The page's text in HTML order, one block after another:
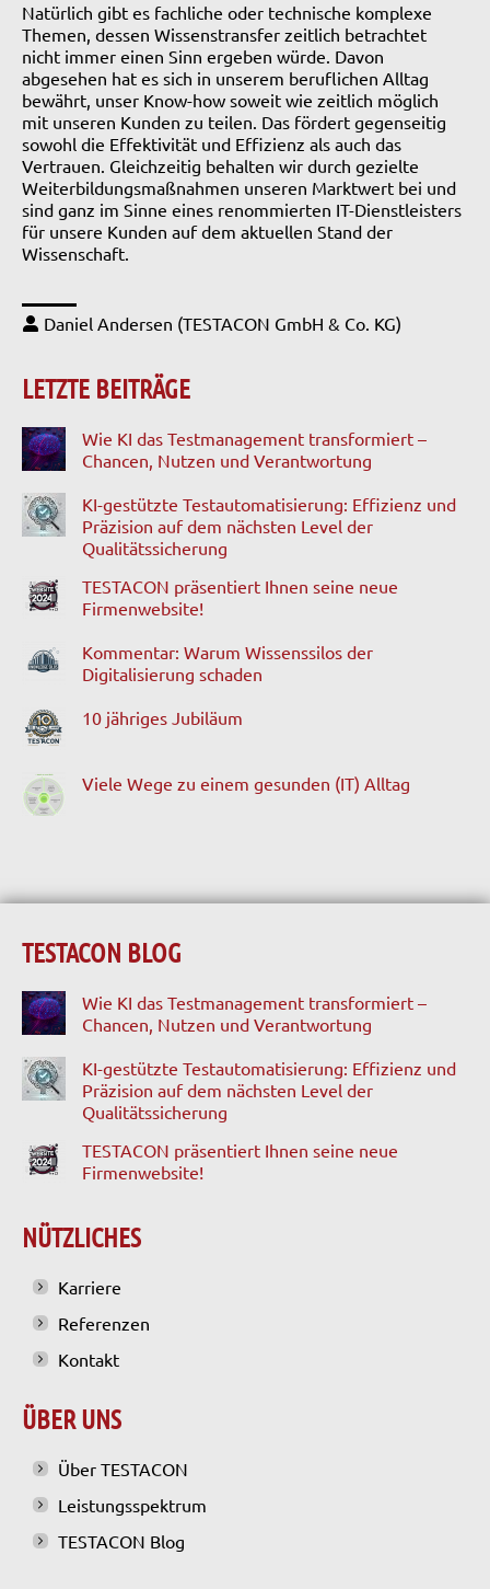
Natürlich gibt es fachliche oder technische komplexe
Themen, dessen Wissenstransfer zeitlich betrachtet
nicht immer einen Sinn ergeben würde. Davon
abgesehen hat es sich in unserem beruflichen Alltag
bewährt, unser Know-how soweit wie zeitlich möglich
mit unseren Kunden zu teilen. Das fördert gegenseitig
sowohl die Effektivität und Effizienz als auch das
Vertrauen. Gleichzeitig behalten wir durch gezielte
Weiterbildungsmaßnahmen unseren Marktwert bei und
sind ganz im Sinne eines renommierten IT-Dienstleisters
für unsere Kunden auf dem aktuellen Stand der
Wissenschaft.
Daniel Andersen (TESTACON GmbH & Co. KG)
LETZTE BEITRÄGE
Wie KI das Testmanagement transformiert –
Chancen, Nutzen und Verantwortung
KI-gestützte Testautomatisierung: Effizienz und
Präzision auf dem nächsten Level der
Qualitätssicherung
TESTACON präsentiert Ihnen seine neue
Firmenwebsite!
Kommentar: Warum Wissenssilos der
Digitalisierung schaden
10 jähriges Jubiläum
Viele Wege zu einem gesunden (IT) Alltag
TESTACON BLOG
Wie KI das Testmanagement transformiert –
Chancen, Nutzen und Verantwortung
KI-gestützte Testautomatisierung: Effizienz und
Präzision auf dem nächsten Level der
Qualitätssicherung
TESTACON präsentiert Ihnen seine neue
Firmenwebsite!
NÜTZLICHES
Karriere
Referenzen
Kontakt
ÜBER UNS
Über TESTACON
Leistungsspektrum
TESTACON Blog